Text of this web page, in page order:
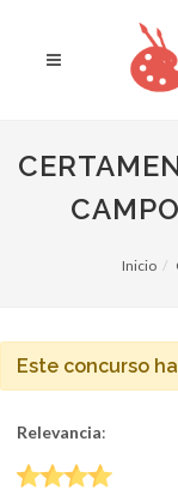
Inicio
Este concurso
Relevancia: